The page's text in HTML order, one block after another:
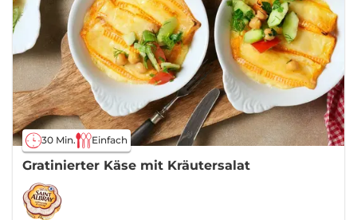
30 Min. Einfach
Gratinierter Käse mit Kräutersalat